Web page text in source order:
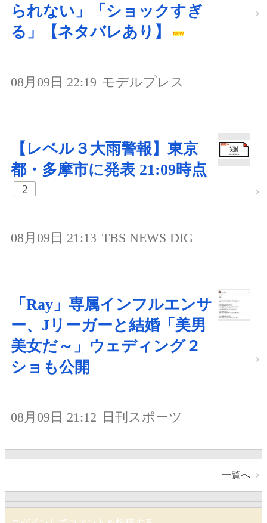
られない」「ショックすぎ
る」【ネタバレあり】
08月09日 22:19 モデルプレス
【レベル３大雨警報】東京
都・多摩市に発表 21:09時点
2
08月09日 21:13 TBS NEWS DIG
「Ray」専属インフルエンサ
ー、Jリーガーと結婚「美男
美女だ～」ウェディング２
ショも公開
08月09日 21:12 日刊スポーツ
一覧へ